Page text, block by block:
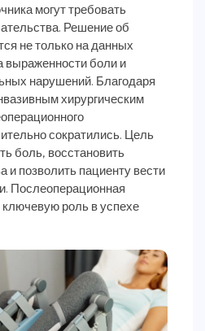
могут требовать
Решение об
не только на данных
выраженности боли и
нарушений. Благодаря
хирургическим
сократились. Цель
боль, восстановить
и позволить пациенту вести
Послеоперационная
ключевую роль в успехе